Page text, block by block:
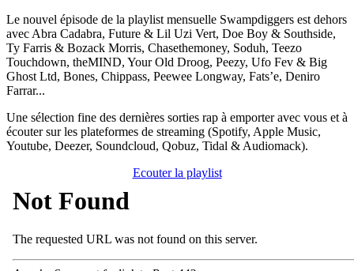
Le nouvel épisode de la playlist mensuelle Swampdiggers est dehors
avec Abra Cadabra, Future & Lil Uzi Vert, Doe Boy & Southside,
Ty Farris & Bozack Morris, Chasethemoney, Soduh, Teezo
Touchdown, theMIND, Your Old Droog, Peezy, Ufo Fev & Big
Ghost Ltd, Bones, Chippass, Peewee Longway, Fats’e, Deniro
Farrar...
Une sélection fine des dernières sorties rap à emporter avec vous et à
écouter sur les plateformes de streaming (Spotify, Apple Music,
Youtube, Deezer, Soundcloud, Qobuz, Tidal & Audiomack).
Ecouter la playlist